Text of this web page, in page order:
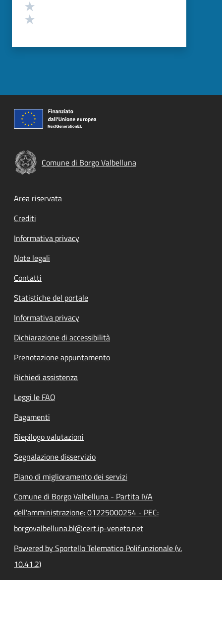
Comune di Borgo Valbelluna
Footer menu
Area riservata
Crediti
Informativa privacy
Note legali
Contatti
Statistiche del portale
Informativa privacy
Dichiarazione di accessibilità
Prenotazione appuntamento
Richiedi assistenza
Leggi le FAQ
Pagamenti
Riepilogo valutazioni
Segnalazione disservizio
Piano di miglioramento dei servizi
Comune di Borgo Valbelluna - Partita IVA
dell'amministrazione: 01225000254 - PEC:
borgovalbelluna.bl@cert.ip-veneto.net
Powered by Sportello Telematico Polifunzionale (v.
10.41.2)